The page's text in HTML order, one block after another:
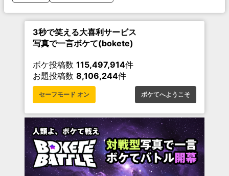
3秒で笑える大喜利サービス
写真で一言ボケて(bokete)
ボケ投稿数 115,497,914件
お題投稿数 8,106,244件
セーフモード オン ボケてへようこそ